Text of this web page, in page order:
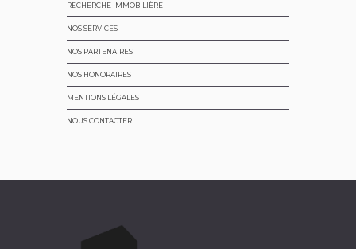
RECHERCHE IMMOBILIÈRE
NOS SERVICES
NOS PARTENAIRES
NOS HONORAIRES
MENTIONS LÉGALES
NOUS CONTACTER